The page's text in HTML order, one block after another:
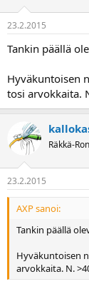
23.2.2015
Tankin päällä
Hyväkuntoisen
tosi arvokkaita.
Räkkä-
23.2.2015
AXP sanoi:
Tankin päällä
Hyväkuntoisen
arvokkaita. N.